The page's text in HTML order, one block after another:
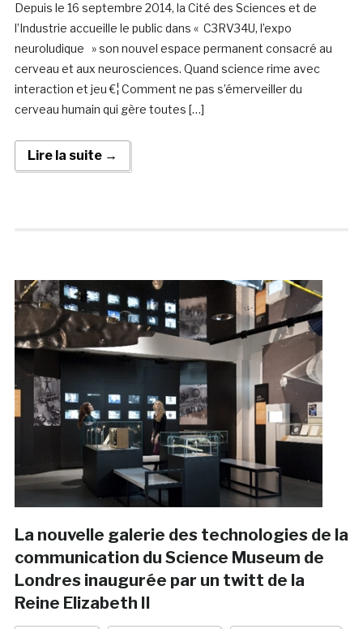
Depuis le 16 septembre 2014, la Cité des Sciences et de
l’Industrie accueille le public dans « C3RV34U, l’expo
neuroludique » son nouvel espace permanent consacré au
cerveau et aux neurosciences. Quand science rime avec
interaction et jeu €¦ Comment ne pas s’émerveiller du
cerveau humain qui gère toutes […]
Lire la suite →
La nouvelle galerie des technologies de la
communication du Science Museum de
Londres inaugurée par un twitt de la
Reine Elizabeth II